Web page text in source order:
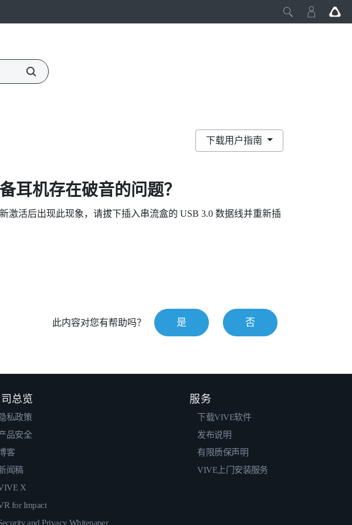
下载用户指南
耳机存在破音的问题？
激活后出现此现象，请拔下插入串流盒的 USB 3.0 数据线并重新插
此内容对您有帮助吗？ 是 否
总览
隐私政策
品安全
客
闻稿
X
for Impact
and Privacy Whitepaper
服务
下载VIVE软件
发布说明
有限质保声明
VIVE上门安装服务